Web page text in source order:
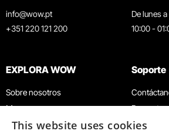
info@wow.pt
+351 220 121 200
De lunes
10:00 -
EXPLORA WOW
Sobre nosotros
Museos
Agenda
Soporte
Términos
This website uses cookies